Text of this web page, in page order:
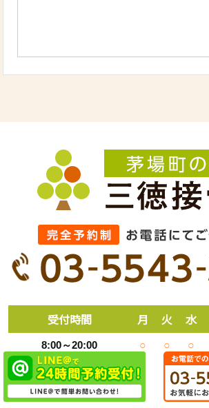
受付時間 月 火 水
8:00～20:00 ○ ○ ○
▲土曜： 9：00～15：00